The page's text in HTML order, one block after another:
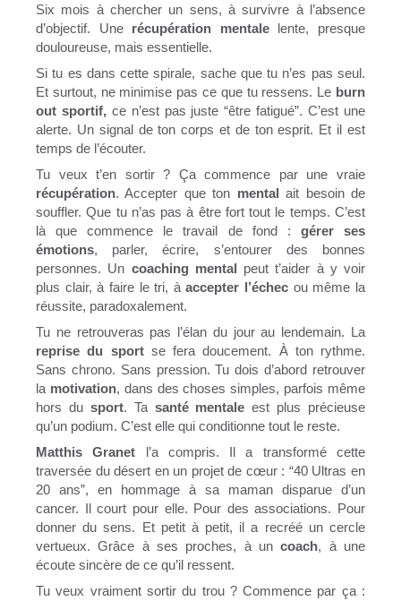
Six mois à chercher un sens, à survivre à l’absence
d’objectif. Une récupération mentale
lente, presque
douloureuse, mais essentielle.
Si tu es dans cette spirale, sache que tu n’es pas seul.
Et surtout, ne minimise pas ce que tu ressens. Le burn
out sportif,ce n’est pas juste “être fatigué”. C’est une
alerte. Un signal de ton corps et de ton esprit. Et il est
temps de l’écouter.
Tu veux t’en sortir ? Ça commence par une vraie
récupération. Accepter que ton mentalait besoin de
souffler. Que tu n’as pas à être fort tout le temps. C’est
là que commence le travail de fond : gérer ses
émotions, parler, écrire, s’entourer des bonnes
personnes. Un coaching mental
peut t’aider à y voir
plus clair, à faire le tri, àaccepter l’échec ou même la
réussite, paradoxalement.
Tu ne retrouveras pas l’élan du jour au lendemain. La
reprise du sport se fera doucement. À ton rythme.
Sans chrono. Sans pression. Tu dois d’abord retrouver
la motivation, dans des choses simples, parfois même
hors du sport. Ta santé mentale est plus précieuse
qu’un podium. C’est elle qui conditionne tout le reste.
Matthis Granet l’a compris. Il a transformé cette
traversée du désert en un projet de cœur : “40 Ultras en
20 ans”, en hommage à sa maman disparue d’un
cancer. Il court pour elle. Pour des associations. Pour
donner du sens. Et petit à petit, il a recréé un cercle
vertueux. Grâce à ses proches, à uncoach, à une
écoute sincère de ce qu’il ressent.
Tu veux vraiment sortir du trou ? Commence par ça :